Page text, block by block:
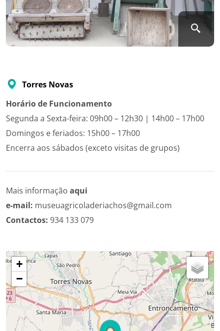
Torres Novas
Ho­rário de Fun­ci­o­na­mento
Segunda a Sexta-feira: 09h00 – 12h30 | 14h00 – 17h00
Domingos e feriados: 15h00 – 17h00
Encerra aos sábados (exceto visitas de grupos)
Mais informação aqui
e-mail: museuagricoladeriachos@gmail.com
Contactos: 934 133 079
+
−